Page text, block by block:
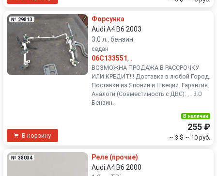
№ 29813
Форсунка
Audi A4 B6 2003
3.0 л., бензин
седан
06C133551, .
ВОЗМОЖНА ПРОДАЖА В РАССРОЧКУ
ИЛИ КРЕДИТ!!! Доставка в любой Город.
Поставки из Японии и Швеции. Гарантия.
Аналоги (Совместимость с ДВС): , . 3.0
Бензин. .
В корзину
В наличии
255 ₽
~ 3 $ ~ 10 руб.
№ 38034
Реле (прочие)
Audi A4 B6 2000